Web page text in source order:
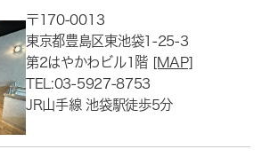
〒170-0013
東京都豊島区東池袋1-25-3
第2はやかわビル1階 [MAP]
TEL:03-5927-8753
JR山手線 池袋駅徒歩5分